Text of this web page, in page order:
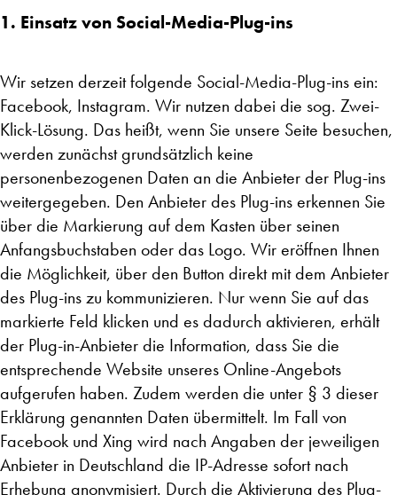
1. Einsatz von Social-Media-Plug-ins
Wir setzen derzeit folgende Social-Media-Plug-ins ein:
Facebook, Instagram. Wir nutzen dabei die sog. Zwei-
Klick-Lösung. Das heißt, wenn Sie unsere Seite besuchen,
werden zunächst grundsätzlich keine
personenbezogenen Daten an die Anbieter der Plug-ins
weitergegeben. Den Anbieter des Plug-ins erkennen Sie
über die Markierung auf dem Kasten über seinen
Anfangsbuchstaben oder das Logo. Wir eröffnen Ihnen
die Möglichkeit, über den Button direkt mit dem Anbieter
des Plug-ins zu kommunizieren. Nur wenn Sie auf das
markierte Feld klicken und es dadurch aktivieren, erhält
der Plug-in-Anbieter die Information, dass Sie die
entsprechende Website unseres Online-Angebots
aufgerufen haben. Zudem werden die unter § 3 dieser
Erklärung genannten Daten übermittelt. Im Fall von
Facebook und Xing wird nach Angaben der jeweiligen
Anbieter in Deutschland die IP-Adresse sofort nach
Erhebung anonymisiert. Durch die Aktivierung des Plug-